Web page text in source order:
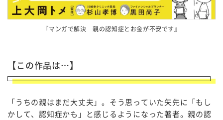
『マンガで解決 親の認知症とお金が不安です』
【この作品は…】
「うちの親はまだ大丈夫」。そう思っていた矢先に「もし
かして、認知症かも」と感じるようになった著者。親の認